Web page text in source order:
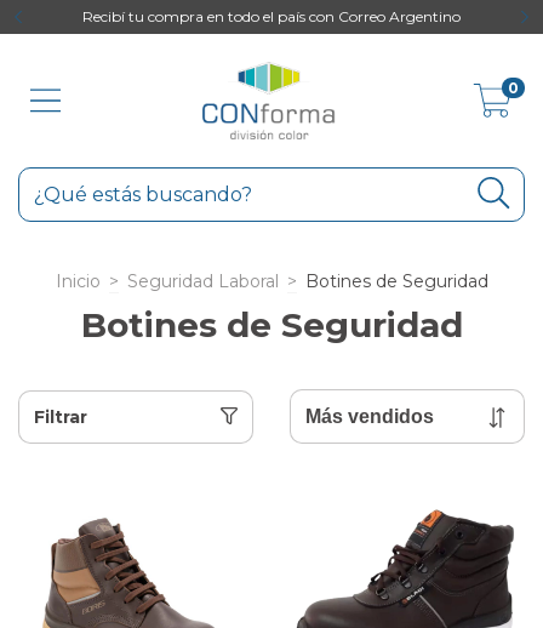
Recibí tu compra en todo el país con Correo Argentino
0
Inicio > Seguridad Laboral > Botines de Seguridad
Botines de Seguridad
Filtrar